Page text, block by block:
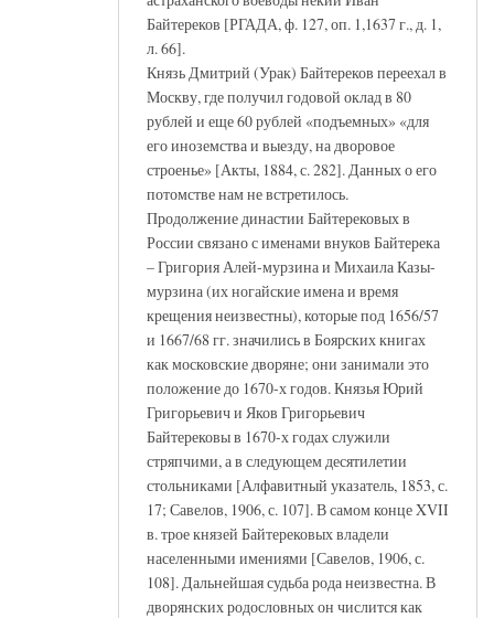
Байтереков [РГАДА, ф. 127, оп. 1,1637 г., д. 1,
л. 66].
Князь Дмитрий (Урак) Байтереков переехал в
Москву, где получил годовой оклад в 80
рублей и еще 60 рублей «подъемных» «для
его иноземства и выезду, на дворовое
строенье» [Акты, 1884, с. 282]. Данных о его
потомстве нам не встретилось.
Продолжение династии Байтерековых в
России связано с именами внуков Байтерека
– Григория Алей-мурзина и Михаила Казы-
мурзина (их ногайские имена и время
крещения неизвестны), которые под 1656/57
и 1667/68 гг. значились в Боярских книгах
как московские дворяне; они занимали это
положение до 1670-х годов. Князья Юрий
Григорьевич и Яков Григорьевич
Байтерековы в 1670-х годах служили
стряпчими, а в следующем десятилетии
стольниками [Алфавитный указатель, 1853, с.
17; Савелов, 1906, с. 107]. В самом конце XVII
в. трое князей Байтерековых владели
населенными имениями [Савелов, 1906, с.
108]. Дальнейшая судьба рода неизвестна. В
дворянских родословных он числится как